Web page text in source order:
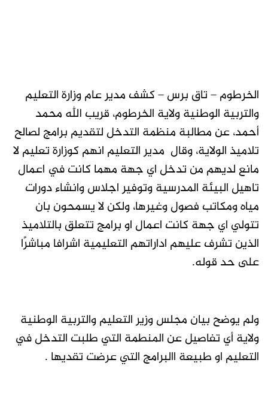
الخرطوم – تاق برس – كشف مدير عام وزارة التعليم
والتربية الوطنية ولاية الخرطوم، قريب الله محمد
أحمد، عن مطالبة منظمة التدخل لتقديم برامج لصالح
تلاميذ الولاية، وقال مدير التعليم انهم كوزارة تعليم لا
مانع لديهم من تدخل اي جهة مهما كانت في اعمال
تاهيل البيئة المدرسية وتوفير اجلاس وانشاء دورات
مياه ومكاتب فصول وغيرها، ولكن لا يسمحون بان
تتولي اي جهة كانت اعمال او برامج تتعلق بالتلاميذ
الذين تشرف عليهم اداراتهم التعليمية اشرافا مباشرًا
على حد قوله.
ولم يوضح بيان مجلس وزير التعليم والتربية الوطنية
ولاية أي تفاصيل عن المنطمة التي طلبت التدخل في
التعليم او طبيعة االبرامج التي عرضت تقديها .